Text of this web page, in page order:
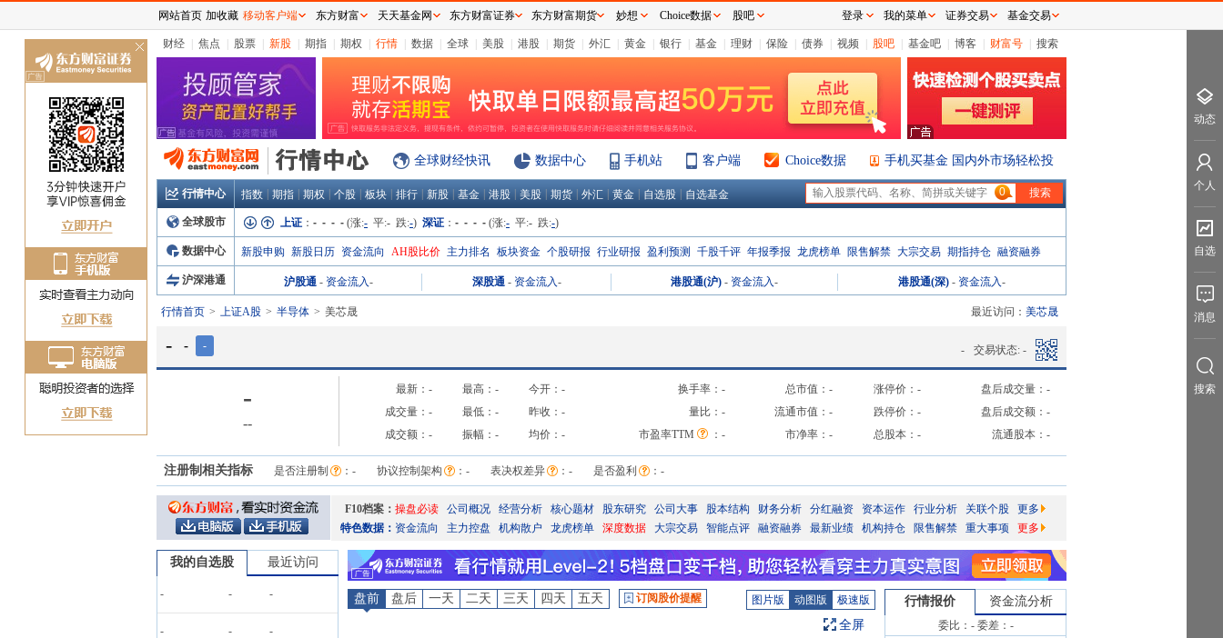
财经 焦点 股票 新股 期指 期权 行情 数据 全球 美股 港股 期货 外汇 黄金 银行 基金 理财 保险 债券 视频 股吧 基金吧 博客 财富号 搜索
全球财经快讯 数据中心 手机站 客户端 Choice数据 手机买基金 国内外市场轻松投
行情中心 指数 期指 期权 个股 板块 排行 新股 基金 港股 美股 期货 外汇 黄金 自选股 自选基金 0
全球股市 上证 ： - - - - (涨:- 平:- 跌:-) 深证 ： - - - - (涨:- 平:- 跌:-)
数据中心 新股申购 新股日历 资金流向 AH股比价 主力排名 板块资金 个股研报 行业研报 盈利预测 千股千评 年报季报 龙虎榜单 限售解禁 大宗交易 期指持仓 融资融券
沪深港通 沪股通 - 资金流入- 深股通 - 资金流入- 港股通(沪) - 资金流入- 港股通(深) - 资金流入-
行情首页 上证A股 半导体 美芯晟 最近访问： 美芯晟
- - - - 交易状态: -
-
--
最新： - 最高： - 今开： - 换手率： - 总市值： - 涨停价： - 盘后成交量： -
成交量： - 最低： - 昨收： - 量比： - 流通市值： - 跌停价： - 盘后成交额： -
成交额： - 振幅： - 均价： - 市盈率TTM ： - 市净率： - 总股本： - 流通股本： -
注册制相关指标 是否注册制 ： - 协议控制架构 ： - 表决权差异 ： - 是否盈利 ： -
F10档案： 操盘必读 公司概况 经营分析 核心题材 股东研究 公司大事 股本结构 财务分析 分红融资 资本运作 行业分析 关联个股
更多
特色数据： 资金流向 主力控盘 机构散户 龙虎榜单 深度数据 大宗交易 智能点评 融资融券 最新业绩 机构持仓 限售解禁 重大事项 更多
我的自选股 最近访问
- - -
- - -
盘前 盘后 一天 二天 三天 四天 五天 订阅股价提醒 图片版 动图版 极速版
全屏
行情报价 资金流分析
委比： -委差： -
网站首页 加收藏 移动客户端 东方财富 天天基金网 东方财富证券 东方财富期货 妙想 Choice数据 股吧 登录 我的菜单 证券交易 基金交易
动态
个人
自选
消息
搜索
关